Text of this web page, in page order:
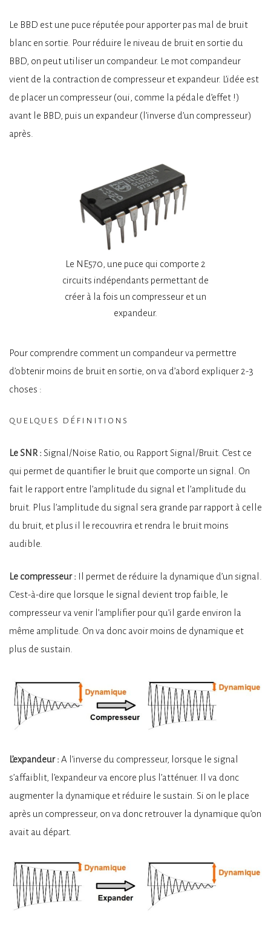
Le BBD est une puce réputée pour apporter pas mal de bruit
blanc en sortie. Pour réduire le niveau de bruit en sortie du
BBD, on peut utiliser un compandeur. Le mot compandeur
vient de la contraction de compresseur et expandeur. L’idée est
de placer un compresseur (oui, comme la pédale d’effet !)
avant le BBD, puis un expandeur (l’inverse d’un compresseur)
après.
Le NE570, une puce qui comporte 2
circuits indépendants permettant de
créer à la fois un compresseur et un
expandeur.
Pour comprendre comment un compandeur va permettre
d’obtenir moins de bruit en sortie, on va d’abord expliquer 2-3
choses :
quelques définitions
Le SNR : Signal/Noise Ratio, ou Rapport Signal/Bruit. C’est ce
qui permet de quantifier le bruit que comporte un signal. On
fait le rapport entre l’amplitude du signal et l’amplitude du
bruit. Plus l’amplitude du signal sera grande par rapport à celle
du bruit, et plus il le recouvrira et rendra le bruit moins
audible.
Le compresseur : Il permet de réduire la dynamique d’un signal.
C’est-à-dire que lorsque le signal devient trop faible, le
compresseur va venir l’amplifier pour qu’il garde environ la
même amplitude. On va donc avoir moins de dynamique et
plus de sustain.
L’expandeur : A l’inverse du compresseur, lorsque le signal
s’affaiblit, l’expandeur va encore plus l’atténuer. Il va donc
augmenter la dynamique et réduire le sustain. Si on le place
après un compresseur, on va donc retrouver la dynamique qu’on
avait au départ.